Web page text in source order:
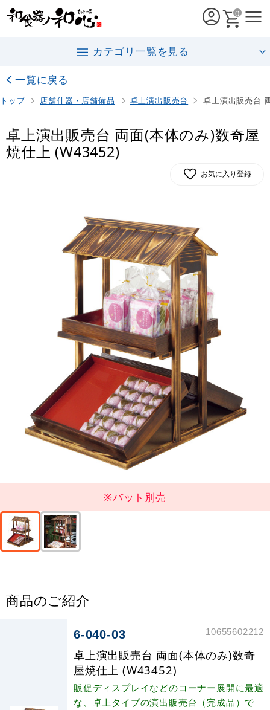
0
カテゴリ一覧を見る
一覧に戻る
トップ 店舗什器・店舗備品 卓上演出販売台 卓上演出販売台
卓上演出販売台 両面(本体のみ)数奇屋
焼仕上 (W43452)
お気に入り登録
※バット別売
商品のご紹介
6-040-03 10655602212
卓上演出販売台 両面(本体のみ)数奇
屋焼仕上 (W43452)
販促ディスプレイなどのコーナー展開に最適
な、卓上タイプの演出販売台（完成品）で